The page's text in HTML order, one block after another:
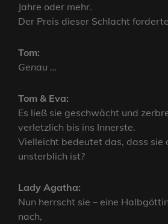
Jahre oder mehr.
Der Preis dieser Schlacht
Tom:
Genau …
Tom & Eva:
Es ließ sie geschwächt und
verletzlich bis ins Innerste.
Vielleicht bedeutet das, dass sie
unsterblich ist?
Lady Agatha:
Nun herrscht sie – eine
nach,